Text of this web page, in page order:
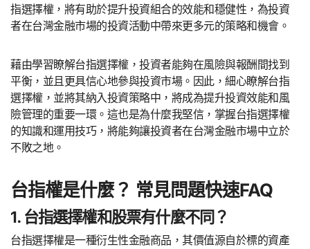
指選擇權，將有助於提升投資組合的效能和穩健性，為投資
者在台灣金融市場的投資活動中帶來更多元的策略和機會。
藉由學習瞭解台指選擇權，投資者能夠在風險與報酬間找到
平衡，並且更具信心地參與投資市場。因此，細心瞭解台指
選擇權，並將其納入投資策略中，將成為提升投資效能和風
險管理的重要一環。這也是為什麼我堅信，掌握台指選擇權
的知識和運用技巧，將能夠讓投資者在台灣金融市場中立於
不敗之地。
台指權是什麼？ 常見問題快速FAQ
1. 台指選擇權和股票有什麼不同？
台指選擇權是一種衍生性金融商品，其價值源自於標的資產